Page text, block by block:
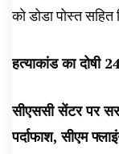
को डोडा पोस्त सहित
हत्याकांड का दोषी
सीएससी सेंटर पर
पर्दाफाश, सीएम